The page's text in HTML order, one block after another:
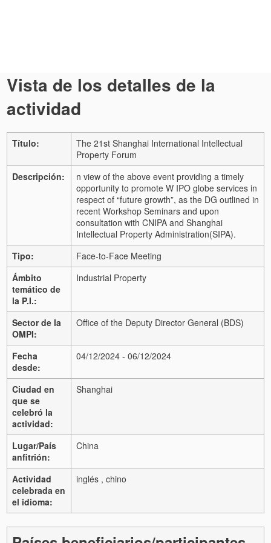
Vista de los detalles de la
actividad
Título:
The 21st Shanghai International Intellectual
Property Forum
Descripción:
n view of the above event providing a timely
opportunity to promote W IPO globe services in
respect of “future growth”, as the DG outlined in
recent Workshop Seminars and upon
consultation with CNIPA and Shanghai
Intellectual Property Administration(SIPA).
Tipo:
Face-to-Face Meeting
Ámbito
temático de
la P.I.:
Industrial Property
Sector de la
OMPI:
Office of the Deputy Director General (BDS)
Fecha
desde:
04/12/2024 - 06/12/2024
Ciudad en
que se
celebró la
actividad:
Shanghai
Lugar/País
anfitrión:
China
Actividad
celebrada en
el idioma:
inglés , chino